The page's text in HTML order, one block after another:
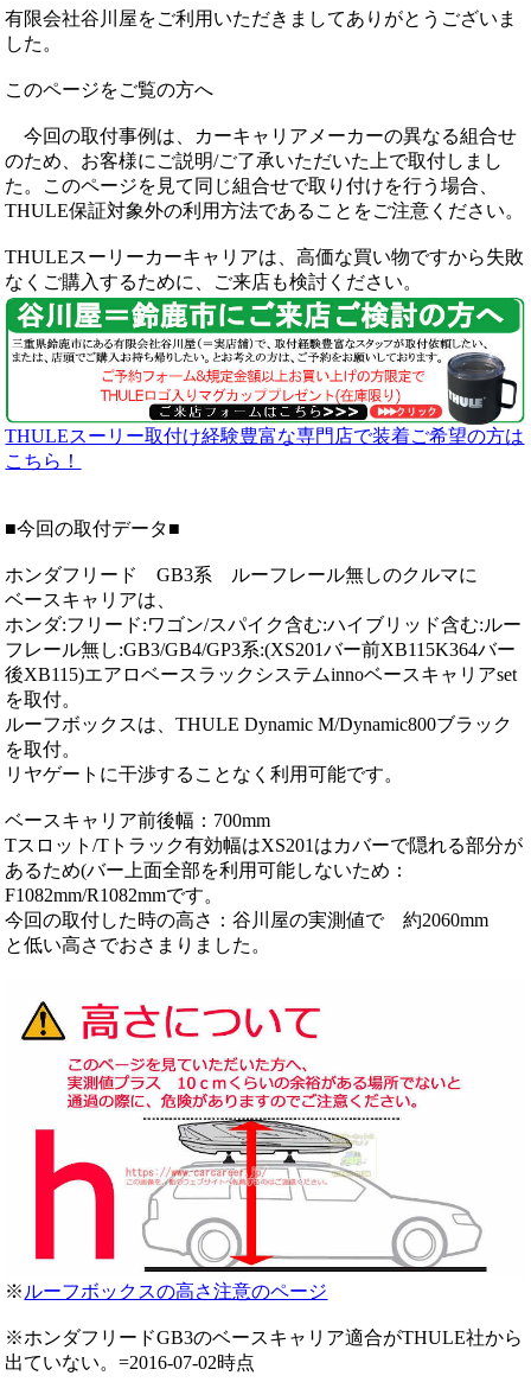
有限会社谷川屋をご利用いただきましてありがとうございま
した。
このページをご覧の方へ
今回の取付事例は、カーキャリアメーカーの異なる組合せ
のため、お客様にご説明/ご了承いただいた上で取付しまし
た。このページを見て同じ組合せで取り付けを行う場合、
THULE保証対象外の利用方法であることをご注意ください。
THULEスーリーカーキャリアは、高価な買い物ですから失敗
なくご購入するために、ご来店も検討ください。
THULEスーリー取付け経験豊富な専門店で装着ご希望の方は
こちら！
■今回の取付データ■
ホンダフリード GB3系 ルーフレール無しのクルマに
ベースキャリアは、
ホンダ:フリード:ワゴン/スパイク含む:ハイブリッド含む:ルー
フレール無し:GB3/GB4/GP3系:(XS201バー前XB115K364バー
後XB115)エアロベースラックシステムinnoベースキャリアset
を取付。
ルーフボックスは、THULE Dynamic M/Dynamic800ブラック
を取付。
リヤゲートに干渉することなく利用可能です。
ベースキャリア前後幅：700mm
Tスロット/Tトラック有効幅はXS201はカバーで隠れる部分が
あるため(バー上面全部を利用可能しないため：
F1082mm/R1082mmです。
今回の取付した時の高さ：谷川屋の実測値で 約2060mm
と低い高さでおさまりました。
※ ルーフボックスの高さ注意のページ
※ホンダフリードGB3のベースキャリア適合がTHULE社から
出ていない。=2016-07-02時点